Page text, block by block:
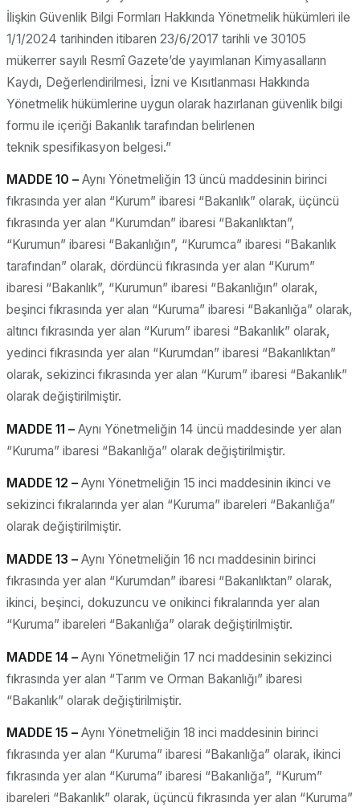
İlişkin Güvenlik Bilgi Formları Hakkında Yönetmelik hükümleri ile
1/1/2024 tarihinden itibaren 23/6/2017 tarihli ve 30105
mükerrer sayılı Resmî Gazete’de yayımlanan Kimyasalların
Kaydı, Değerlendirilmesi, İzni ve Kısıtlanması Hakkında
Yönetmelik hükümlerine uygun olarak hazırlanan güvenlik bilgi
formu ile içeriği Bakanlık tarafından belirlenen
teknik spesifikasyon belgesi.”
MADDE 10 – Aynı Yönetmeliğin 13 üncü maddesinin birinci
fıkrasında yer alan “Kurum” ibaresi “Bakanlık” olarak, üçüncü
fıkrasında yer alan “Kurumdan” ibaresi “Bakanlıktan”,
“Kurumun” ibaresi “Bakanlığın”, “Kurumca” ibaresi “Bakanlık
tarafından” olarak, dördüncü fıkrasında yer alan “Kurum”
ibaresi “Bakanlık”, “Kurumun” ibaresi “Bakanlığın” olarak,
beşinci fıkrasında yer alan “Kuruma” ibaresi “Bakanlığa” olarak,
altıncı fıkrasında yer alan “Kurum” ibaresi “Bakanlık” olarak,
yedinci fıkrasında yer alan “Kurumdan” ibaresi “Bakanlıktan”
olarak, sekizinci fıkrasında yer alan “Kurum” ibaresi “Bakanlık”
olarak değiştirilmiştir.
MADDE 11 – Aynı Yönetmeliğin 14 üncü maddesinde yer alan
“Kuruma” ibaresi “Bakanlığa” olarak değiştirilmiştir.
MADDE 12 – Aynı Yönetmeliğin 15 inci maddesinin ikinci ve
sekizinci fıkralarında yer alan “Kuruma” ibareleri “Bakanlığa”
olarak değiştirilmiştir.
MADDE 13 – Aynı Yönetmeliğin 16 ncı maddesinin birinci
fıkrasında yer alan “Kurumdan” ibaresi “Bakanlıktan” olarak,
ikinci, beşinci, dokuzuncu ve onikinci fıkralarında yer alan
“Kuruma” ibareleri “Bakanlığa” olarak değiştirilmiştir.
MADDE 14 – Aynı Yönetmeliğin 17 nci maddesinin sekizinci
fıkrasında yer alan “Tarım ve Orman Bakanlığı” ibaresi
“Bakanlık” olarak değiştirilmiştir.
MADDE 15 – Aynı Yönetmeliğin 18 inci maddesinin birinci
fıkrasında yer alan “Kuruma” ibaresi “Bakanlığa” olarak, ikinci
fıkrasında yer alan “Kuruma” ibaresi “Bakanlığa”, “Kurum”
ibareleri “Bakanlık” olarak, üçüncü fıkrasında yer alan “Kuruma”